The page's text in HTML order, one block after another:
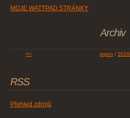
MOJE WATTPAD STRÁNKY
Archiv
<< srpen / 2026
RSS
Přehled zdrojů